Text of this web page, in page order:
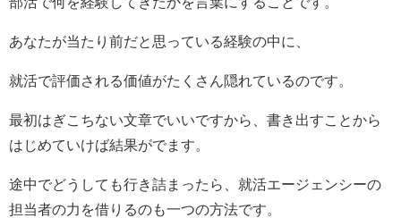
あなたが当たり前だと思っている経験の中に、
就活で評価される価値がたくさん隠れているのです。
最初はぎこちない文章でいいですから、書き出すことから
はじめていけば結果がでます。
途中でどうしても行き詰まったら、就活エージェンシーの
担当者の力を借りるのも一つの方法です。